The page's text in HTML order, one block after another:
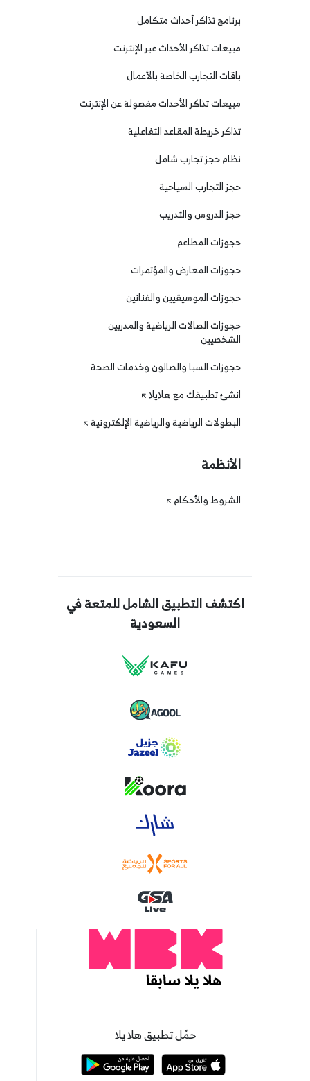
حمّل تطبيق هلا يلا
برنامج تذاكر أحداث متكامل
مبيعات تذاكر الأحداث عبر الإنترنت
باقات التجارب الخاصة بالأعمال
مبيعات تذاكر الأحداث مفصولة عن الإنترنت
تذاكر خريطة المقاعد التفاعلية
نظام حجز تجارب شامل
حجز التجارب السياحية
حجز الدروس والتدريب
حجوزات المطاعم
حجوزات المعارض والمؤتمرات
حجوزات الموسيقيين والفنانين
حجوزات الصالات الرياضية والمدربين
الشخصيين
حجوزات السبا والصالون وخدمات الصحة
انشئ تطبيقك مع هلايلا
البطولات الرياضية والرياضية الإلكترونية
الأنظمة
الشروط والأحكام
اكتشف التطبيق الشامل للمتعة في
السعودية